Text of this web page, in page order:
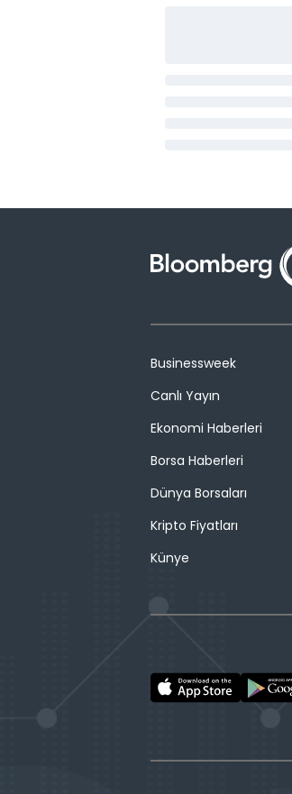
Businessweek
Canlı Yayın
Ekonomi Haberleri
Borsa Haberleri
Dünya Borsaları
Kripto Fiyatları
Künye